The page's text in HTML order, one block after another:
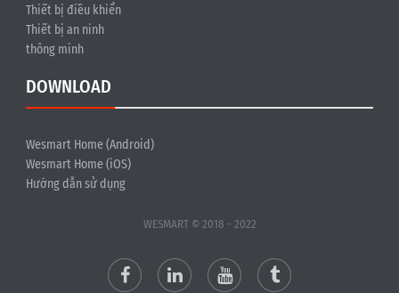
Thiết bị điều khiển
Thiết bị an ninh
thông minh
DOWNLOAD
Wesmart Home (Android)
Wesmart Home (iOS)
Hướng dẫn sử dụng
WESMART © 2018 - 2022